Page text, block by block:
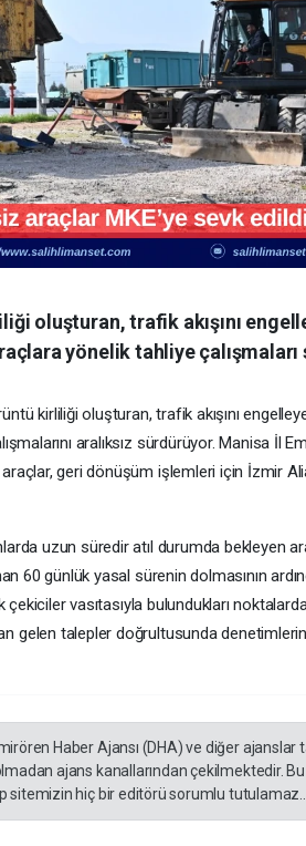
oluşturan, trafik akışını
yönelik tahliye çalışmaları
kirliliği oluşturan, trafik akışını
aralıksız sürdürüyor. Manisa İl
geri dönüşüm işlemleri için İzmir
uzun süredir atıl durumda bekleyen
60 günlük yasal sürenin dolmasının
vasıtasıyla bulundukları
gelen talepler doğrultusunda
Haber Ajansı (DHA) ve diğer ajanslar
ajans kanallarından çekilmektedir.
hiç bir editörü sorumlu tutulamaz...